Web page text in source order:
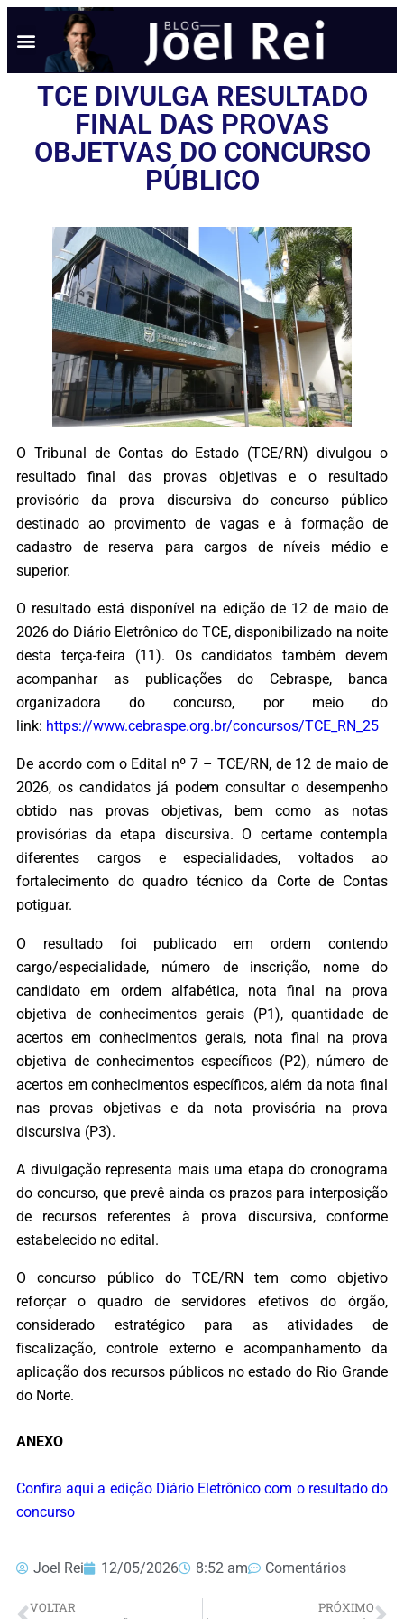
TCE DIVULGA RESULTADO
FINAL DAS PROVAS
OBJETVAS DO CONCURSO
PÚBLICO
O Tribunal de Contas do Estado (TCE/RN) divulgou o
resultado final das provas objetivas e o resultado
provisório da prova discursiva do concurso público
destinado ao provimento de vagas e à formação de
cadastro de reserva para cargos de níveis médio e
superior.
O resultado está disponível na edição de 12 de maio de
2026 do Diário Eletrônico do TCE, disponibilizado na noite
desta terça-feira (11). Os candidatos também devem
acompanhar as publicações do Cebraspe, banca
organizadora do concurso, por meio do
link: https://www.cebraspe.org.br/concursos/TCE_RN_25
De acordo com o Edital nº 7 – TCE/RN, de 12 de maio de
2026, os candidatos já podem consultar o desempenho
obtido nas provas objetivas, bem como as notas
provisórias da etapa discursiva. O certame contempla
diferentes cargos e especialidades, voltados ao
fortalecimento do quadro técnico da Corte de Contas
potiguar.
O resultado foi publicado em ordem contendo
cargo/especialidade, número de inscrição, nome do
candidato em ordem alfabética, nota final na prova
objetiva de conhecimentos gerais (P1), quantidade de
acertos em conhecimentos gerais, nota final na prova
objetiva de conhecimentos específicos (P2), número de
acertos em conhecimentos específicos, além da nota final
nas provas objetivas e da nota provisória na prova
discursiva (P3).
A divulgação representa mais uma etapa do cronograma
do concurso, que prevê ainda os prazos para interposição
de recursos referentes à prova discursiva, conforme
estabelecido no edital.
O concurso público do TCE/RN tem como objetivo
reforçar o quadro de servidores efetivos do órgão,
considerado estratégico para as atividades de
fiscalização, controle externo e acompanhamento da
aplicação dos recursos públicos no estado do Rio Grande
do Norte.
ANEXO
Confira aqui a edição Diário Eletrônico com o resultado do
concurso
Joel Rei 12/05/2026 8:52 am Comentários
VOLTAR PRÓXIMO